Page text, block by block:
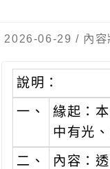
06-29 / 內容
說明：
一、
緣起：
中有光
二、
內容：